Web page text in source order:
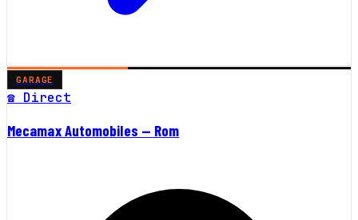
GARAGE
☎ Direct
Mecamax Automobiles — Rom